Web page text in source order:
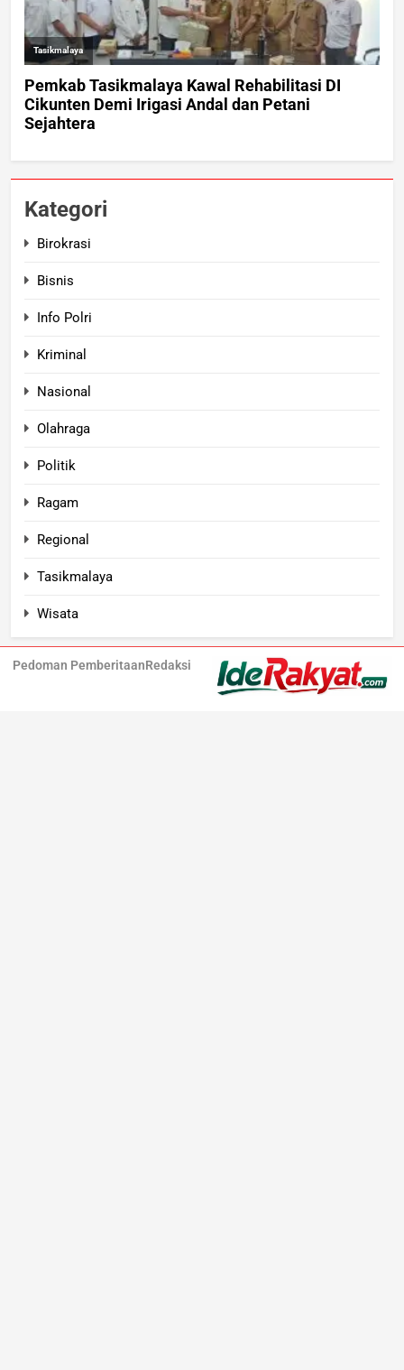
Kategori
Birokrasi
Bisnis
Info Polri
Kriminal
Nasional
Olahraga
Politik
Ragam
Regional
Tasikmalaya
Wisata
Pedoman PemberitaanRedaksi